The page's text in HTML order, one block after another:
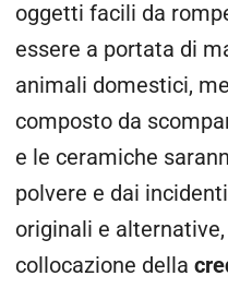
oggetti facili da
essere a portata di
animali domestici,
composto da
e le ceramiche
polvere e dai
originali e
collocazione della